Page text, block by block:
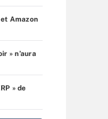
Amazon
» n’aura
» de